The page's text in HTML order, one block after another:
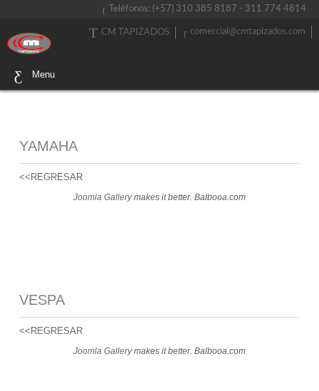
Teléfonos: (+57) 310 385 8187 - 311 774 4814
comercial@cmtapizados.com
CM TAPIZADOS
Menu
YAMAHA
<<REGRESAR
Joomla Gallerymakes it better. Balbooa.com
VESPA
<<REGRESAR
Joomla Gallerymakes it better. Balbooa.com